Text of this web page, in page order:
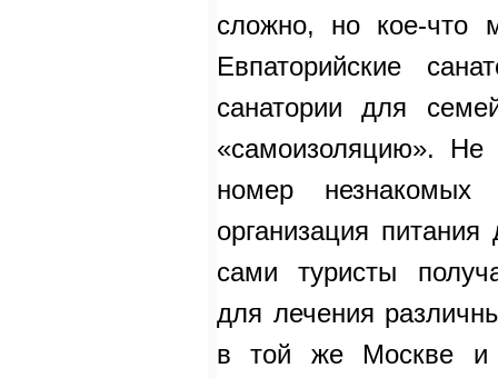
сложно, но кое-что
Евпаторийские
санатории для
«самоизоляцию».
номер
организация
сами туристы
для лечения
в той же Москве и